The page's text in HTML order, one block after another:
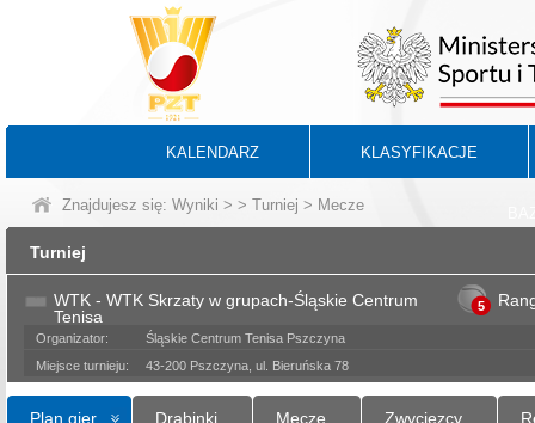
KALENDARZ KLASYFIKACJE
Znajdujesz się: Wyniki > > Turniej > Mecze
Turniej
WTK - WTK Skrzaty w grupach-Śląskie Centrum
Tenisa
5
Organizator:
Śląskie Centrum Tenisa Pszczyna
Miejsce turnieju:
43-200 Pszczyna, ul. Bieruńska 78
Plan gier Drabinki Mecze Zwycięzcy